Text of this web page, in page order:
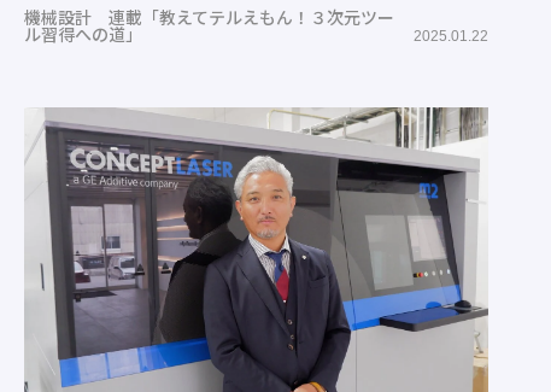
機械設計 連載「教えてテルえもん！３次元ツー
ル習得への道」
2025.01.22